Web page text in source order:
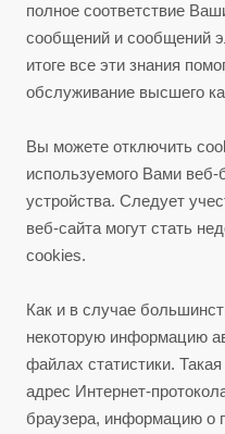
полное соответствие
сообщений и сообщений
итоге все эти знания
обслуживание высшего
Вы можете отключить
используемого Вами
устройства. Следует
веб-сайта могут стать
cookies.
Как и в случае
некоторую информацию
файлах статистики.
адрес Интернет-
браузера, информацию о